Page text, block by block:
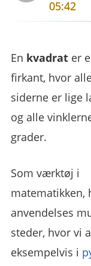
05:42
En kvadrat er
firkant, hvor
siderne er lige
og alle
grader.
Som værktøj i
matematikken,
anvendelses
steder, hvor vi
eksempelvis i